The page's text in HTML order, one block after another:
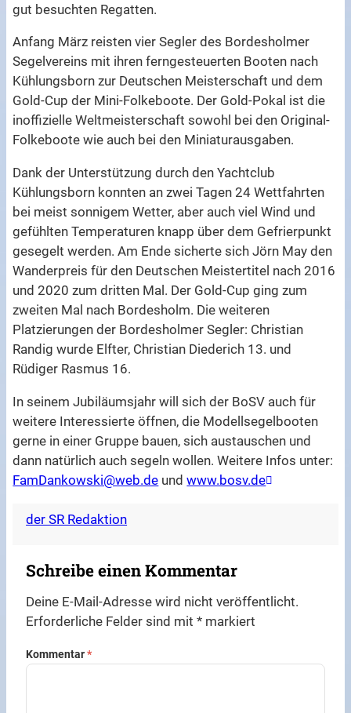
gut besuchten Regatten.
Anfang März reisten vier Segler des Bordesholmer
Segelvereins mit ihren ferngesteuerten Booten nach
Kühlungsborn zur Deutschen Meisterschaft und dem
Gold-Cup der Mini-Folkeboote. Der Gold-Pokal ist die
inoffizielle Weltmeisterschaft sowohl bei den Original-
Folkeboote wie auch bei den Miniaturausgaben.
Dank der Unterstützung durch den Yachtclub
Kühlungsborn konnten an zwei Tagen 24 Wettfahrten
bei meist sonnigem Wetter, aber auch viel Wind und
gefühlten Temperaturen knapp über dem Gefrierpunkt
gesegelt werden. Am Ende sicherte sich Jörn May den
Wanderpreis für den Deutschen Meistertitel nach 2016
und 2020 zum dritten Mal. Der Gold-Cup ging zum
zweiten Mal nach Bordesholm. Die weiteren
Platzierungen der Bordesholmer Segler: Christian
Randig wurde Elfter, Christian Diederich 13. und
Rüdiger Rasmus 16.
In seinem Jubiläumsjahr will sich der BoSV auch für
weitere Interessierte öffnen, die Modellsegelbooten
gerne in einer Gruppe bauen, sich austauschen und
dann natürlich auch segeln wollen. Weitere Infos unter:
FamDankowski@web.de undwww.bosv.de
der SR Redaktion
Schreibe einen Kommentar
Deine E-Mail-Adresse wird nicht veröffentlicht.
Erforderliche Felder sind mit* markiert
Kommentar*